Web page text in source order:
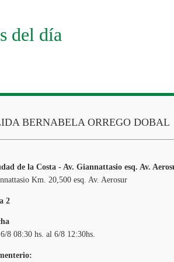
del día
BERNABELA ORREGO DOBAL
de la Costa - Av. Giannattasio esq. Av.
Km. 20,500 esq. Av. Aerosur
2
8 08:30 hs. al 6/8 12:30hs.